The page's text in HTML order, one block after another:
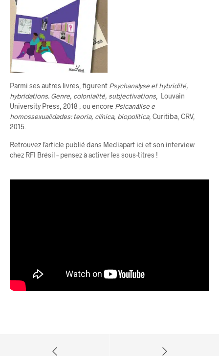
Parmi ses autres livres, figurent Psychanalyse et hybridité,
hybridations. Genre, colonialité, subjectivations , Louvain
University Press, 2018 ; ou encore Psicanálise e
homossexualidades: teoria, clínica, biopolítica, Curitiba, CRV,
2015.
Retrouvez l’article publié dans Mediapart ici et son interview
chez RFI Brésil – pensez à activer les sous-titres !